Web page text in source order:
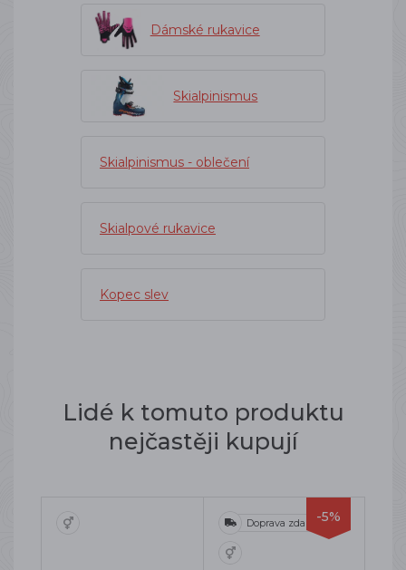
Dámské rukavice
Skialpinismus
Skialpinismus - oblečení
Skialpové rukavice
Kopec slev
Lidé k tomuto produktu
nejčastěji kupují
-5%
Doprava zdarma